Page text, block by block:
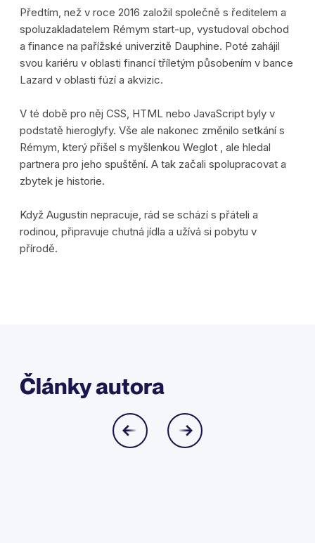
Předtím, než v roce 2016 založil společně s ředitelem a
spoluzakladatelem Rémym start-up, vystudoval obchod
a finance na pařížské univerzitě Dauphine. Poté zahájil
svou kariéru v oblasti financí tříletým působením v bance
Lazard v oblasti fúzí a akvizic.
V té době pro něj CSS, HTML nebo JavaScript byly v
podstatě hieroglyfy. Vše ale nakonec změnilo setkání s
Rémym, který přišel s myšlenkou Weglot , ale hledal
partnera pro jeho spuštění. A tak začali spolupracovat a
zbytek je historie.
Když Augustin nepracuje, rád se schází s přáteli a
rodinou, připravuje chutná jídla a užívá si pobytu v
přírodě.
Články autora